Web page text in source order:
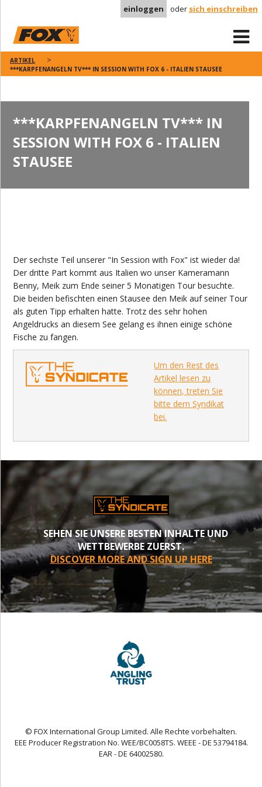
einloggen oder sich einschreiben
ARTIKEL
***KARPFENANGELN TV*** IN SESSION WITH FOX 6 - ITALIEN STAUSEE
***KARPFENANGELN TV*** IN
SESSION WITH FOX 6 - ITALIEN
STAUSEE
Der sechste Teil unserer "In Session with Fox" ist wieder da!
Der dritte Part kommt aus Italien wo unser Kameramann
Benny, Meik zum Ende seiner 5 Monatigen Tour besuchte.
Die beiden befischten einen Stausee den Meik auf seiner Tour
als guten Tipp erhalten hatte. Trotz des sehr hohen
Angeldrucks an diesem See gelang es ihnen einige schöne
Fische zu fangen.
Um den Rest des
Artikel lesen zu
können, treten Sie
bitte dem Syndikat
bei.
SEHEN SIE UNSERE BESTEN INHALTE UND
WETTBEWERBE ZUERST.
DISCOVER MORE AND SIGN UP HERE
© FOX International Group Limited. Alle Rechte vorbehalten.
EEE Producer Registration No. WEE/BC0058TS. WEEE - DE 53794184.
EAR - DE 64002580.